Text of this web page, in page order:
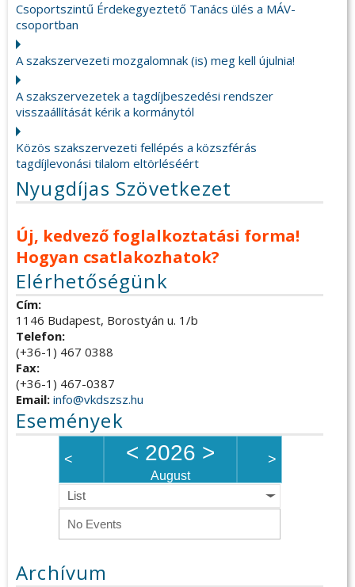
Csoportszintű Érdekegyeztető Tanács ülés a MÁV-
csoportban
A szakszervezeti mozgalomnak (is) meg kell újulnia!
A szakszervezetek a tagdíjbeszedési rendszer
visszaállítását kérik a kormánytól
Közös szakszervezeti fellépés a közszférás
tagdíjlevonási tilalom eltörléséért
Nyugdíjas Szövetkezet
Új, kedvező foglalkoztatási forma!
Hogyan csatlakozhatok?
Elérhetőségünk
Cím:
1146 Budapest, Borostyán u. 1/b
Telefon:
(+36-1) 467 0388
Fax:
(+36-1) 467-0387
Email: info@vkdszsz.hu
Események
< < 2026 >
August
>
List
No Events
Archívum